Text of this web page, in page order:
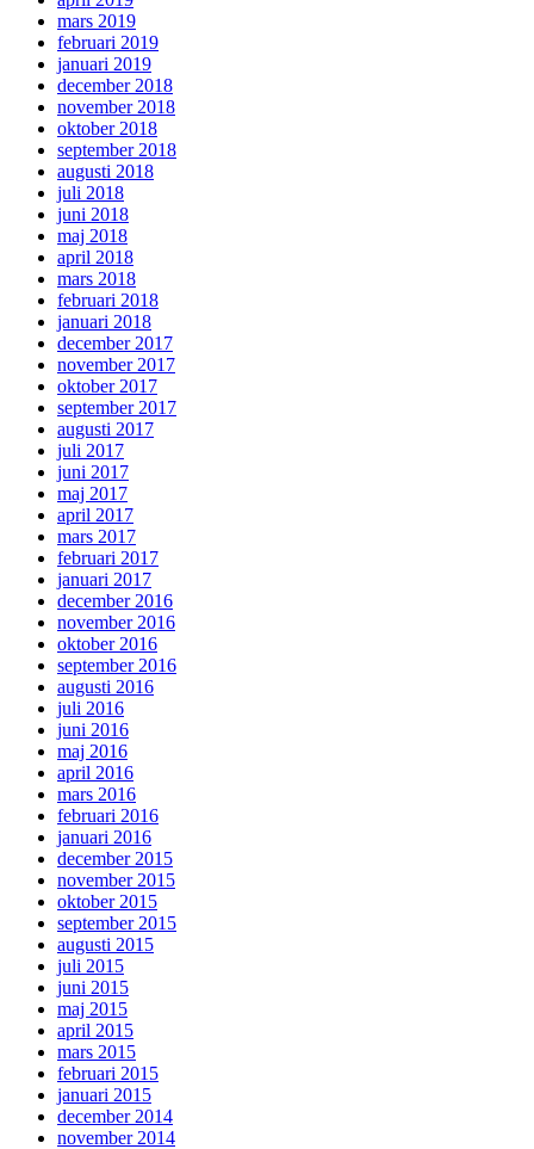
mars 2019
februari 2019
januari 2019
december 2018
november 2018
oktober 2018
september 2018
augusti 2018
juli 2018
juni 2018
maj 2018
april 2018
mars 2018
februari 2018
januari 2018
december 2017
november 2017
oktober 2017
september 2017
augusti 2017
juli 2017
juni 2017
maj 2017
april 2017
mars 2017
februari 2017
januari 2017
december 2016
november 2016
oktober 2016
september 2016
augusti 2016
juli 2016
juni 2016
maj 2016
april 2016
mars 2016
februari 2016
januari 2016
december 2015
november 2015
oktober 2015
september 2015
augusti 2015
juli 2015
juni 2015
maj 2015
april 2015
mars 2015
februari 2015
januari 2015
december 2014
november 2014